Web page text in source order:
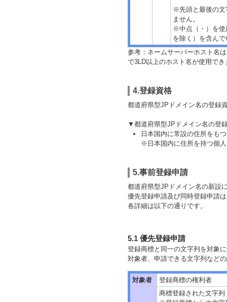
※先頭と最後の文
ません。
※中点（・）を使
を除く）を含ん
参考：ネームサーバーホスト名
で3LD以上のホスト名が使用でき
4.登録資格
都道府県型JPドメイン名の登録
▼都道府県型JPドメイン名の登
日本国内に常設の住所をも
※日本国内に住所を持つ個
5.事前登録申請
都道府県型JPドメイン名の新設
優先登録申請及び同時登録申請
各詳細は以下の通りです。
5.1 優先登録申請
登録商標と同一の文字列を対象
対象者、申請できる文字列など
対象者
登録商標の権利者
商標登録された文字列